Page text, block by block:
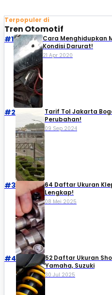
Terpopuler di
Tren Otomotif
#1
Cara Menghidupkan
Kondisi Darurat!
21 Apr 2020
#2
Tarif Tol Jakarta
Perubahan!
09 Sep 2024
#3
64 Daftar Ukuran
Lengkap!
08 Mei 2025
#4
52 Daftar Ukuran
Yamaha, Suzuki​
30 Jul 2025